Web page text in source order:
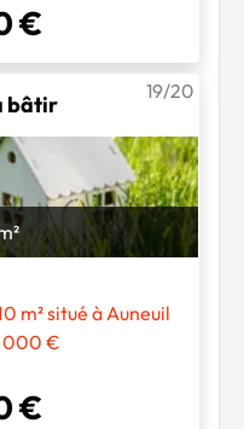
€
bâtir
19/20
m² situé à Auneuil
000 €
€